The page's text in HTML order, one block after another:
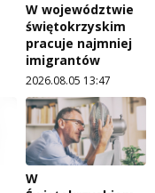
W województwie
świętokrzyskim
pracuje najmniej
imigrantów
2026.08.05 13:47
W